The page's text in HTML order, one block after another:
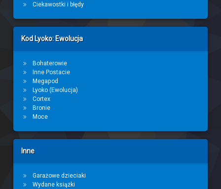
Ciekawostki i błędy
Kod Lyoko: Ewolucja
Bohaterowie
Inne Postacie
Megapod
Lyoko (Ewolucja)
Cortex
Bronie
Moce
Inne
Garażowe dzieciaki
Wydane książki